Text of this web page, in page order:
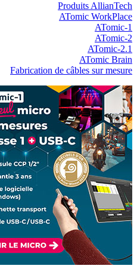
Produits AllianTech
ATomic WorkPlace
ATomic-1
ATomic-2
ATomic-2.1
ATomic Brain
Fabrication de câbles sur mesure